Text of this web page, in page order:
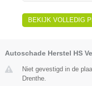
BEKIJK VOLLEDIG
Autoschade Herstel HS
Niet gevestigd in de
Drenthe.